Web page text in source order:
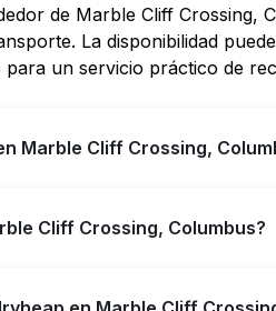
de Marble Cliff Crossing,
La disponibilidad
un servicio práctico de
Marble Cliff Crossing,
rápidamente la ubicación
Cliff Crossing, Columbus?